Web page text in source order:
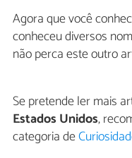
Agora que você
conheceu diversos
não perca este outro
Se pretende ler mais
Estados Unidos,
categoria de